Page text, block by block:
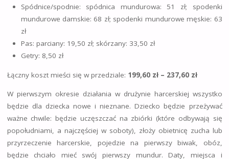
Spódnice/spodnie: spódnica mundurowa: 51 zł; spodenki
mundurowe damskie: 68 zł; spodenki mundurowe męskie: 63
zł
Pas: parciany: 19,50 zł; skórzany: 33,50 zł
Getry: 8,50 zł
Łączny koszt mieści się w przedziale: 199,60 zł – 237,60 zł
W pierwszym okresie działania w drużynie harcerskiej wszystko
będzie dla dziecka nowe i nieznane. Dziecko będzie przeżywać
ważne chwile: będzie uczęszczać na zbiórki (które odbywają się
popołudniami, a najczęściej w soboty), złoży obietnicę zucha lub
przyrzeczenie harcerskie, pojedzie na pierwszy biwak, obóz,
będzie chciało mieć swój pierwszy mundur. Daty, miejsca i